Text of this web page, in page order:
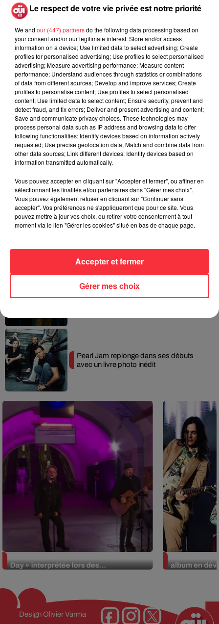
Fil actus
La version réécrite de « Beautiful Day »
interprétée lors des...
Weezer prépare la sortie de son nouvel
album en dévoilant une...
Queens of the Stone Age lance une ligne
Linkin Park annonce son arrivée au
cinéma avec « Unshatter »
Pearl Jam replonge dans ses débuts
avec un livre photo inédit
Day » interprétée lors des...
album en
Design Olivier Varma
Le respect de votre vie privée est notre priorité
We and our (447) partnersdo the following data processing based on
your consent and/or our legitimate interest: Store and/or access
information on a device; Use limited data to select advertising; Create
profiles for personalised advertising; Use profiles to select personalised
advertising; Measure advertising performance; Measure content
performance; Understand audiences through statistics or combinations
of data from different sources; Develop and improve services; Create
profiles to personalise content; Use profiles to select personalised
content; Use limited data to select content; Ensure security, prevent and
detect fraud, and fix errors; Deliver and present advertising and content;
Save and communicate privacy choices. These technologies may
process personal data such as IP address and browsing data to offer
following functionalities: Identify devices based on information actively
requested; Use precise geolocation data; Match and combine data from
other data sources; Link different devices; Identify devices based on
information transmitted automatically.
Vous pouvez accepter en cliquant sur "Accepter et fermer", ou affiner en
sélectionnant les finalités et/ou partenaires dans "Gérer mes choix".
Vous pouvez également refuser en cliquant sur "Continuer sans
accepter". Vos préférences ne s'appliqueront que pour ce site. Vous
pouvez mettre à jour vos choix, ou retirer votre consentement à tout
moment via le lien "Gérer les cookies" situé en bas de chaque page.
Gérer mes choix
Accepter et fermer